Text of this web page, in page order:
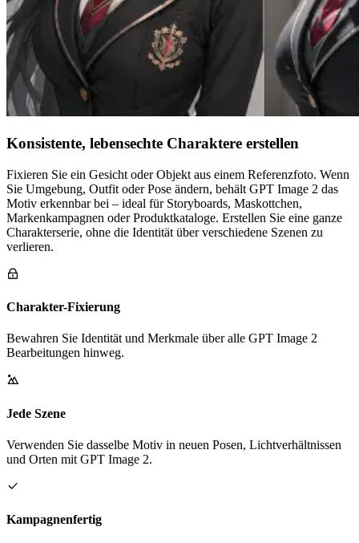
Konsistente, lebensechte Charaktere erstellen
Fixieren Sie ein Gesicht oder Objekt aus einem Referenzfoto. Wenn
Sie Umgebung, Outfit oder Pose ändern, behält GPT Image 2 das
Motiv erkennbar bei – ideal für Storyboards, Maskottchen,
Markenkampagnen oder Produktkataloge. Erstellen Sie eine ganze
Charakterserie, ohne die Identität über verschiedene Szenen zu
verlieren.
Charakter-Fixierung
Bewahren Sie Identität und Merkmale über alle GPT Image 2
Bearbeitungen hinweg.
Jede Szene
Verwenden Sie dasselbe Motiv in neuen Posen, Lichtverhältnissen
und Orten mit GPT Image 2.
Kampagnenfertig